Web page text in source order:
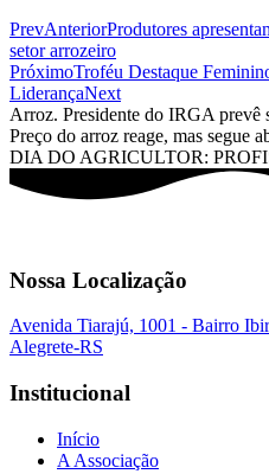
PrevAnteriorProdutores
setor arrozeiro
PróximoTroféu Destaque
LiderançaNext
Arroz. Presidente do IRGA prevê
Preço do arroz reage, mas segue
DIA DO AGRICULTOR:
Nossa Localização
Avenida Tiarajú, 1001 - Bairro
Alegrete-RS
Institucional
Início
A Associação